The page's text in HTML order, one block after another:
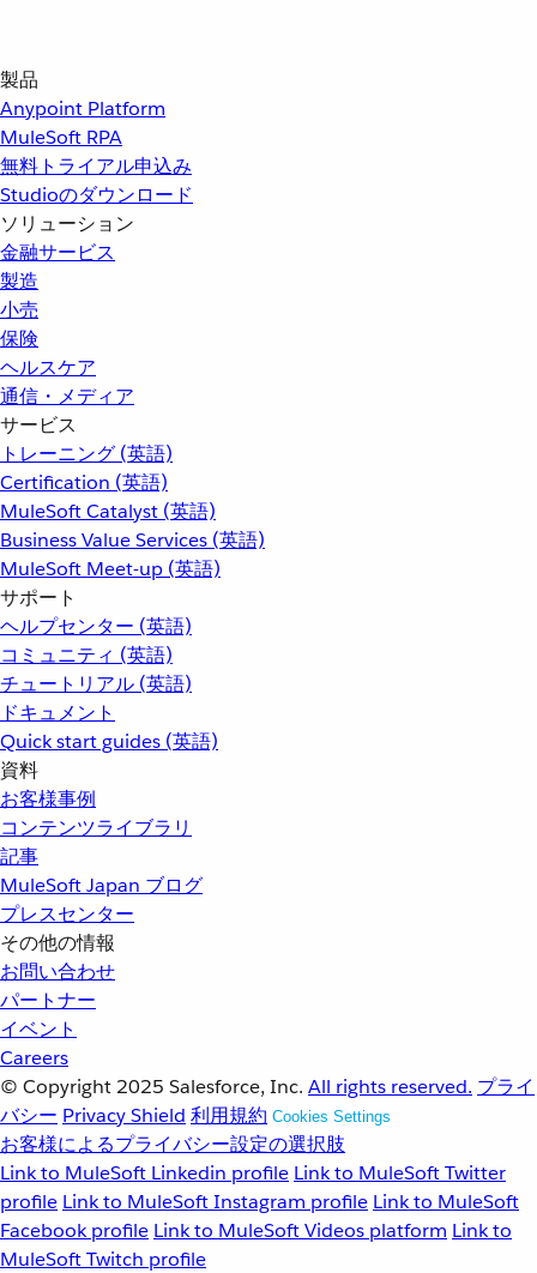
製品
Anypoint Platform
MuleSoft RPA
無料トライアル申込み
Studioのダウンロード
ソリューション
金融サービス
製造
小売
保険
ヘルスケア
通信・メディア
サービス
トレーニング (英語)
Certification (英語)
MuleSoft Catalyst (英語)
Business Value Services (英語)
MuleSoft Meet-up (英語)
サポート
ヘルプセンター (英語)
コミュニティ (英語)
チュートリアル (英語)
ドキュメント
Quick start guides (英語)
資料
お客様事例
コンテンツライブラリ
記事
MuleSoft Japan ブログ
プレスセンター
その他の情報
お問い合わせ
パートナー
イベント
Careers
© Copyright 2025 Salesforce, Inc. All rights reserved. プライ
バシー Privacy Shield 利用規約 Cookies Settings
お客様によるプライバシー設定の選択肢
Link to MuleSoft Linkedin profile Link to MuleSoft Twitter
profile Link to MuleSoft Instagram profile Link to MuleSoft
Facebook profile Link to MuleSoft Videos platform Link to
MuleSoft Twitch profile